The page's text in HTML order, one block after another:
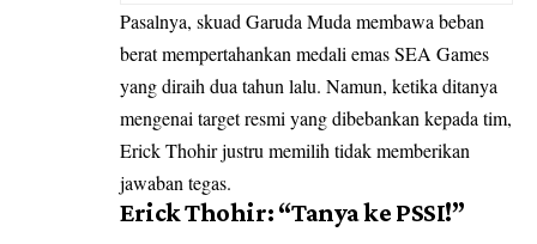
Pasalnya, skuad Garuda Muda membawa beban
berat mempertahankan medali emas SEA Games
yang diraih dua tahun lalu. Namun, ketika ditanya
mengenai target resmi yang dibebankan kepada tim,
Erick Thohir justru memilih tidak memberikan
jawaban tegas.
Erick Thohir: “Tanya ke PSSI!”